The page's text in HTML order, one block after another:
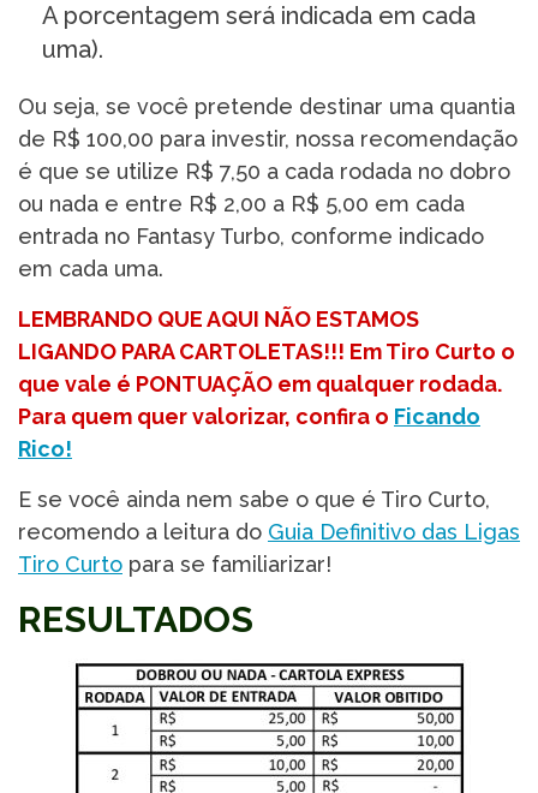
A porcentagem será indicada em cada
uma).
Ou seja, se você pretende destinar uma quantia
de R$ 100,00 para investir, nossa recomendação
é que se utilize R$ 7,50 a cada rodada no dobro
ou nada e entre R$ 2,00 a R$ 5,00 em cada
entrada no Fantasy Turbo, conforme indicado
em cada uma.
LEMBRANDO QUE AQUI NÃO ESTAMOS
LIGANDO PARA CARTOLETAS!!! Em Tiro Curto o
que vale é PONTUAÇÃO em qualquer rodada.
Para quem quer valorizar, confira o Ficando
Rico!
E se você ainda nem sabe o que é Tiro Curto,
recomendo a leitura do Guia Definitivo das Ligas
Tiro Curto para se familiarizar!
RESULTADOS